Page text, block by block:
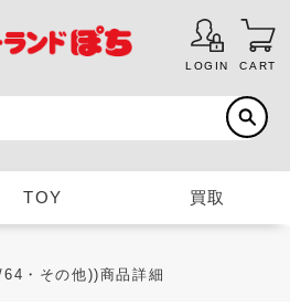
LOGIN CART
TOY 買取
・その他))商品詳細